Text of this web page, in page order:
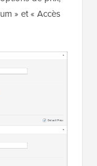
» et « Accès